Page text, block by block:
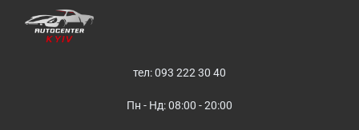
тел: 093 222 30 40
Пн - Нд: 08:00 - 20:00